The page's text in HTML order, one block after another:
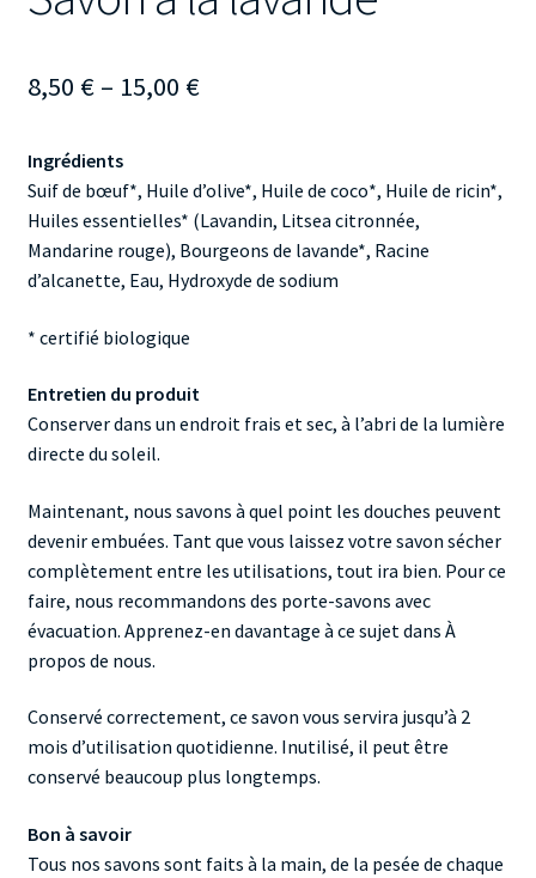
8,50 € – 15,00 €Preisspanne:
15,00 €
Ingrédients
Suif de bœuf*, Huile d’olive*, Huile de coco*, Huile de ricin*,
Huiles essentielles* (Lavandin, Litsea citronnée,
Mandarine rouge), Bourgeons de lavande*, Racine
d’alcanette, Eau, Hydroxyde de sodium
* certifié biologique
Entretien du produit
Conserver dans un endroit frais et sec, à l’abri de la lumière
directe du soleil.
Maintenant, nous savons à quel point les douches peuvent
devenir embuées. Tant que vous laissez votre savon sécher
complètement entre les utilisations, tout ira bien. Pour ce
faire, nous recommandons des porte-savons avec
évacuation. Apprenez-en davantage à ce sujet dans À
propos de nous.
Conservé correctement, ce savon vous servira jusqu’à 2
mois d’utilisation quotidienne. Inutilisé, il peut être
conservé beaucoup plus longtemps.
Bon à savoir
Tous nos savons sont faits à la main, de la pesée de chaque